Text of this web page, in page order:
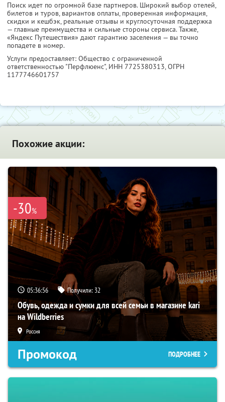
Поиск идет по огромной базе партнеров. Широкий выбор отелей,
билетов и туров, вариантов оплаты, проверенная информация,
скидки и кешбэк, реальные отзывы и круглосуточная поддержка
— главные преимущества и сильные стороны сервиса. Также,
«Яндекс Путешествия» дают гарантию заселения — вы точно
попадете в номер.
Услуги предоставляет: Общество с ограниченной
ответственностью "Перфлюенс", ИНН 7725380313, ОГРН
1177746601757
Похожие акции:
-30%
05:36:55 Получили: 32
Обувь, одежда и сумки для всей семьи в магазине kari
на Wildberries
Россия
Промокод ПОДРОБНЕЕ